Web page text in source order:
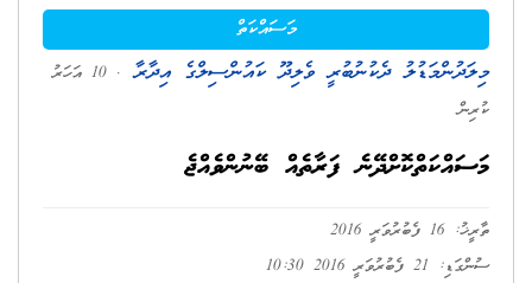
މަސައްކަތް
މިލަދުންމަޑުލު ދެކުނުބުރީ ވެލިދޫ ކައުންސިލްގެ އިދާރާ
. 10 އަހަރު
ކުރިން
މަސައްކަތްކޮށްދޭނެ ފަރާތެއް ބޭނުންވެއްޖެ
ތާރީޚު: 16 ފެބުރުވަރީ 2016
ސުންގަޑި: 21 ފެބުރުވަރީ 2016 10:30